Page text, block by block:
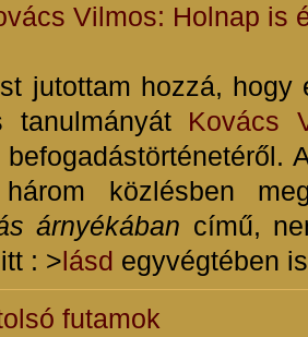
Vilmos: Holnap is
jutottam hozzá, hogy
tanulmányát Kovács
befogadástörténetéről.
három közlésben
árnyékában című,
: >lásd egyvégtében
futamok